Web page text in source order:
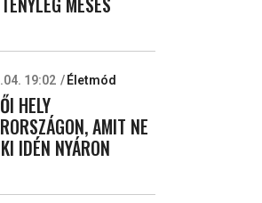
19:02 Életmód
HELY
AMIT NE
IDÉN NYÁRON